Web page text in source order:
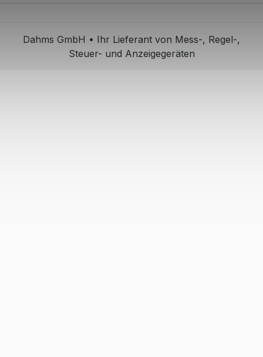
Dahms GmbH • Ihr Lieferant von Mess-, Regel-,
Steuer- und Anzeigegeräten